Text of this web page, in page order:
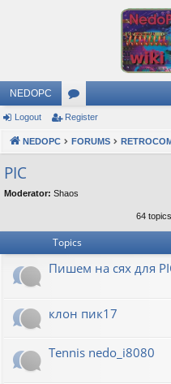
NEDOPC
or
u
s
Logout Register
NEDOPC FORUMS
PIC
Moderator: Shaos
64 topics
Topics
Пишем на сях для
клон пик17
Tennis nedo_i8080